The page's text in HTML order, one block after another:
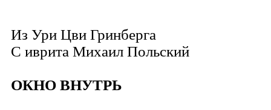
Из Ури Цви Гринберга
С иврита Михаил Польский
ОКНО ВНУТРЬ